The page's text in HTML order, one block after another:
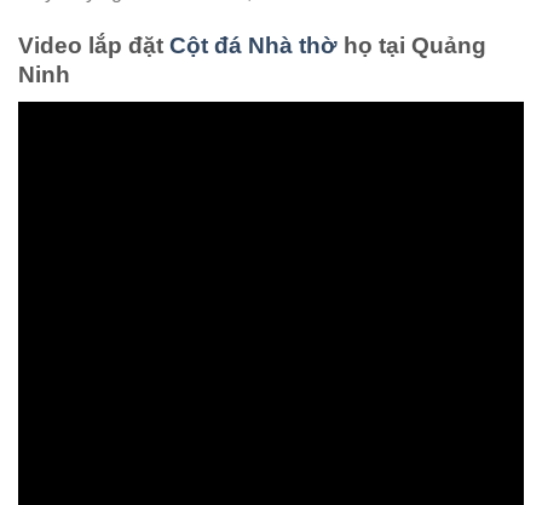
Video lắp đặt Cột đá Nhà thờ họ tại Quảng
Ninh